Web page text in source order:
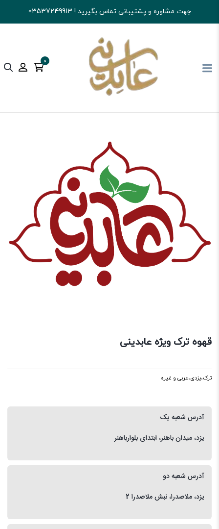
جهت مشاوره و پشتیبانی تماس بگیرید ! 03537249913
0
آجیل و خشکبار عابدینی قهوه ترک،یزدی،عربی و غیره
قهوه ترک ویژه عابدینی
ترک،یزدی،عربی و غیره
آدرس شعبه یک
یزد، میدان باهنر، ابتدای بلوارباهنر
آدرس شعبه دو
یزد، ملاصدرا، نبش ملاصدرا 2